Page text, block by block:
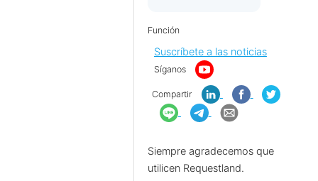
Función
Suscríbete a las noticias
Síganos
Compartir
Siempre agradecemos que
utilicen Requestland.